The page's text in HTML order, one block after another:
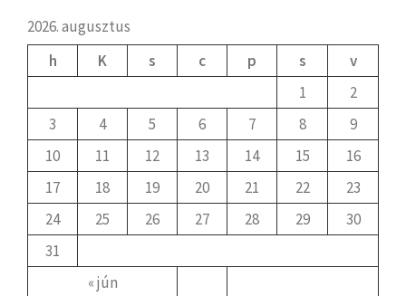
2026. augusztus
h
K s c p s v
« jún
1
2
3
4 5 6 7 8
9
10
11 12 13 14 15
16
17
18 19 20 21 22
23
24
25 26 27 28 29
30
31